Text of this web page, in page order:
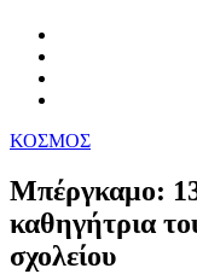
ΚΟΣΜΟΣ
Μπέργκαμο:
καθηγήτρια
σχολείου